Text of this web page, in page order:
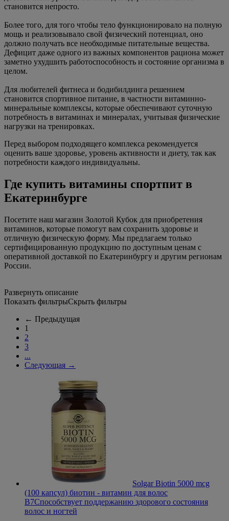
становится непросто.
Более того, для того чтобы тело функционировало на полную
мощь и реализовывало свой физический потенциал, оно
должно получать все необходимые питательные вещества.
Дефицит даже одного из важных компонентов рациона может
заметно ухудшить работоспособность и состояние организма в
целом.
Для любителей фитнеса и бодибилдинга решением
становится спортивное питание, в частности витаминно-
минеральные комплексы, которые обеспечивают суточную
потребность в витаминах и минералах, учитывая физические
нагрузки на тренировках.
Перед выбором подходящего комплекса рекомендуется
оценить ваше здоровье, уровень активности и диету, так как
потребности каждого индивидуальны.
Где купить витамины спортпит в
Екатеринбурге
Посетите наш магазин Золотой Кубок для приобретения
витаминов, которые помогут вам сохранить здоровье и
отличную физическую форму. Мы предлагаем только
сертифицированную продукцию по доступным ценам с
оперативной доставкой по Екатеринбургу и другим регионам
России.
Развернуть описание
Показать фильтрыСкрыть фильтры
← Предыдущая
1
2
3
...
Следующая →
Solgar Biotin 5000 mcg
(100 капсул) биотин - витамин для волос
B7Способствует поддержанию здорового состояния
волос и ногтей